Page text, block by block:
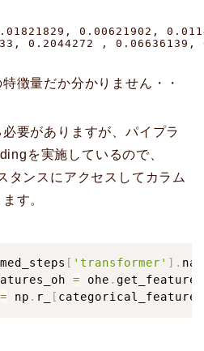
0.00621902,
0.2044272 , 0.06636139,
徴量だか分かりません・・
要がありますが、パイプラ
を実施しているので、
タンスにアクセスしてカラム
す。
[ 'transformer' ] .
= ohe .
= np . r_ [